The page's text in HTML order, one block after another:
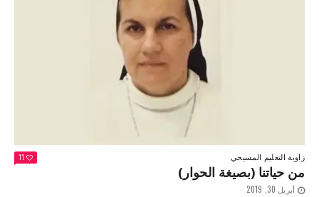
زاوية التعليم المسيحي 11
من حياتنا (بصيغة الحوار)
أبريل 30, 2019